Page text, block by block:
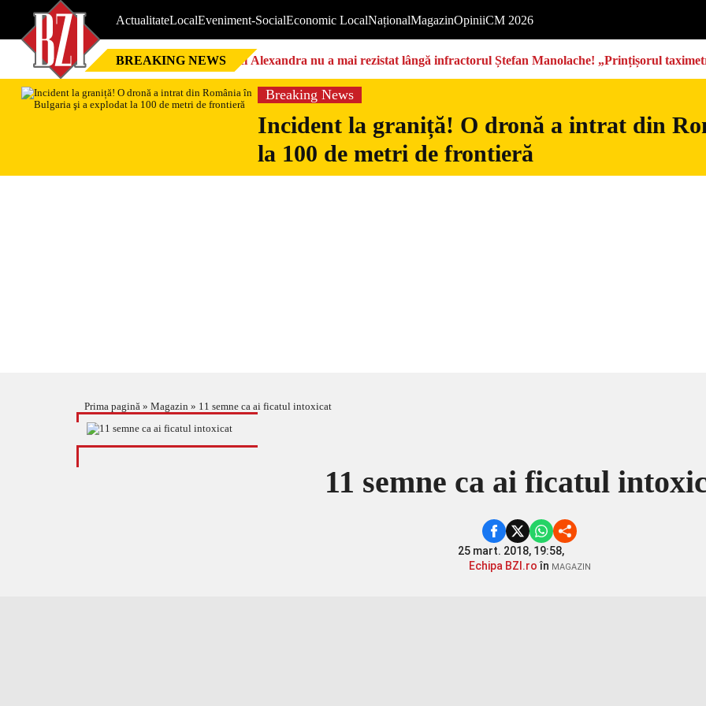
ActualitateLocalEveniment-SocialEconomic LocalNaționalMagazinOpiniiCM 2026
BREAKING NEWS Nici Alexandra nu a mai rezistat lângă infractorul Ștefan Manolache! „Prințișorul
Breaking News
Incident la graniță! O dronă a intrat din
la 100 de metri de frontieră
Prima pagină » Magazin » 11 semne ca ai ficatul intoxicat
11 semne ca ai ficatul
25 mart. 2018, 19:58,
Echipa BZI.roîn MAGAZIN